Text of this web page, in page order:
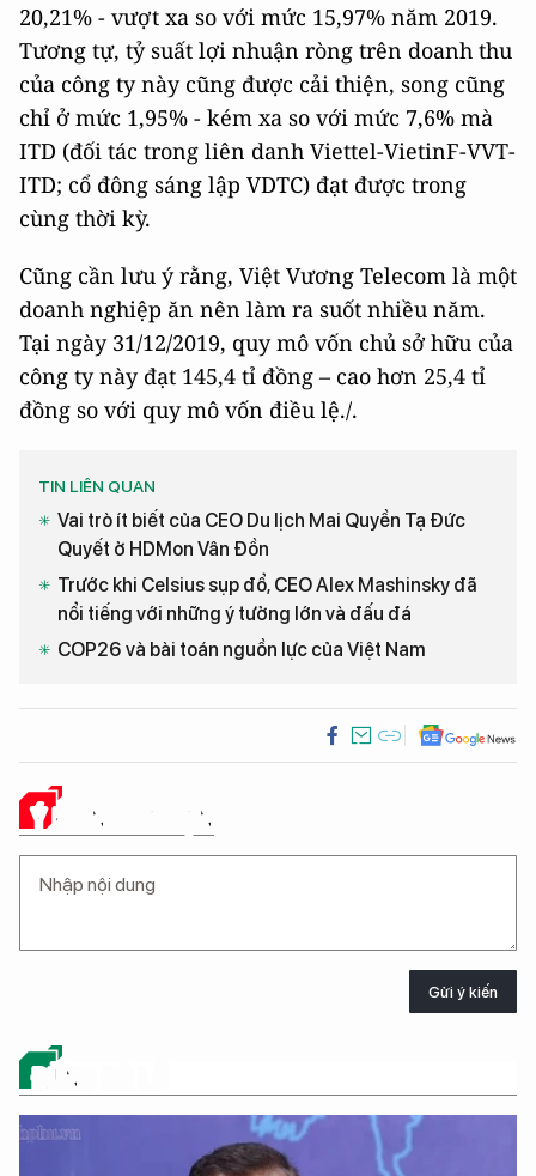
20,21% - vượt xa so với mức 15,97% năm 2019.
Tương tự, tỷ suất lợi nhuận ròng trên doanh thu
của công ty này cũng được cải thiện, song cũng
chỉ ở mức 1,95% - kém xa so với mức 7,6% mà
ITD (đối tác trong liên danh Viettel-VietinF-VVT-
ITD; cổ đông sáng lập VDTC) đạt được trong
cùng thời kỳ.
Cũng cần lưu ý rằng, Việt Vương Telecom là một
doanh nghiệp ăn nên làm ra suốt nhiều năm.
Tại ngày 31/12/2019, quy mô vốn chủ sở hữu của
công ty này đạt 145,4 tỉ đồng – cao hơn 25,4 tỉ
đồng so với quy mô vốn điều lệ./.
TIN LIÊN QUAN
Vai trò ít biết của CEO Du lịch Mai Quyền Tạ Đức
Quyết ở HDMon Vân Đồn
Trước khi Celsius sụp đổ, CEO Alex Mashinsky đã
nổi tiếng với những ý tưởng lớn và đấu đá
COP26 và bài toán nguồn lực của Việt Nam
Ý KIẾN CỦA BẠN
Gửi ý kiến
ĐỪNG BỎ LỠ